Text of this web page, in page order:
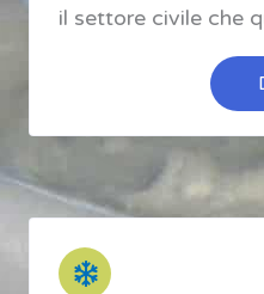
il settore civile che